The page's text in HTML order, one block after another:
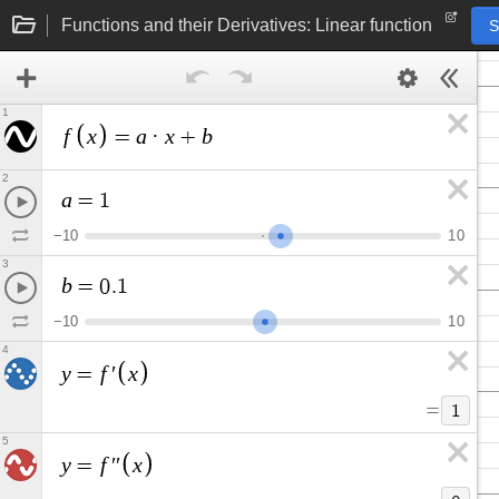
Functions and their Derivatives: Linear function
f x = a · x + b
1
a = 1
−10 10
2
b = 0.1
−10 10
3
y = f ′ x
= 1
4
y = f ′′ x
5